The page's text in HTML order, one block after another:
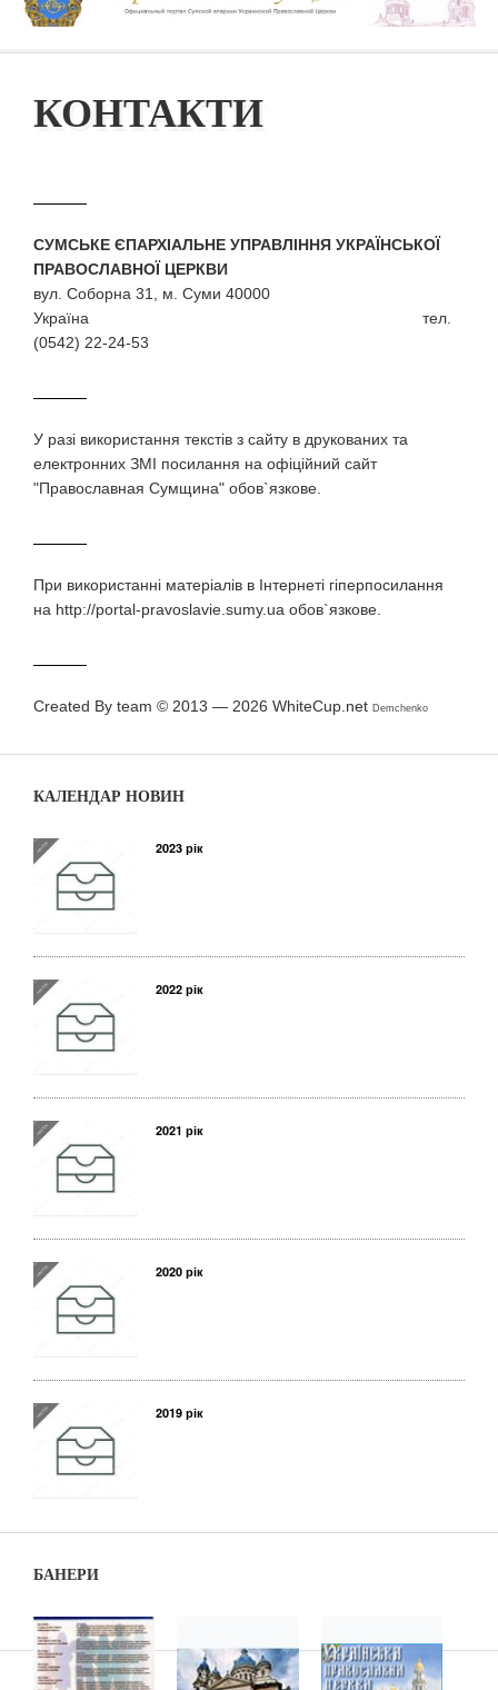
КОНТАКТИ
СУМСЬКЕ ЄПАРХІАЛЬНЕ УПРАВЛІННЯ УКРАЇНСЬКОЇ
ПРАВОСЛАВНОЇ ЦЕРКВИ
вул. Соборна 31, м. Суми 40000
Україна тел.
(0542) 22-24-53
У разi використання текстiв з сайту в друкованих та
електронних ЗМI посилання на офіційний сайт
"Православная Сумщина" обов`язкове.
При використаннi матерiалiв в Iнтернетi гiперпосилання
на http://portal-pravoslavie.sumy.ua обов`язкове.
Created By team © 2013 — 2026 WhiteCup.net Demchenko
КАЛЕНДАР НОВИН
2023 рік
2022 рік
2021 рік
2020 рік
2019 рік
БАНЕРИ